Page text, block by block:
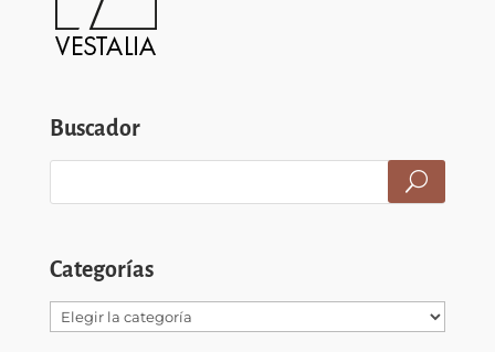
Buscador
Categorías
Categorías